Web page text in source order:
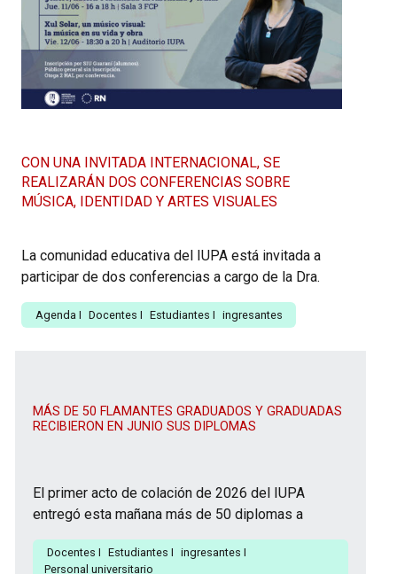
CON UNA INVITADA INTERNACIONAL, SE
REALIZARÁN DOS CONFERENCIAS SOBRE
MÚSICA, IDENTIDAD Y ARTES VISUALES
La comunidad educativa del IUPA está invitada a
participar de dos conferencias a cargo de la Dra.
Agenda I Docentes I Estudiantes I ingresantes
MÁS DE 50 FLAMANTES GRADUADOS Y GRADUADAS
RECIBIERON EN JUNIO SUS DIPLOMAS
El primer acto de colación de 2026 del IUPA
entregó esta mañana más de 50 diplomas a
Docentes I Estudiantes I ingresantes I
Personal universitario